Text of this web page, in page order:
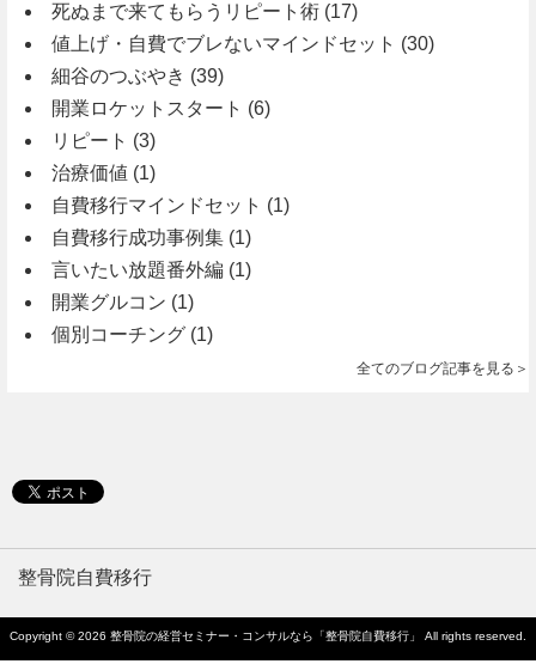
死ぬまで来てもらうリピート術 (17)
値上げ・自費でブレないマインドセット (30)
細谷のつぶやき (39)
開業ロケットスタート (6)
リピート (3)
治療価値 (1)
自費移行マインドセット (1)
自費移行成功事例集 (1)
言いたい放題番外編 (1)
開業グルコン (1)
個別コーチング (1)
全てのブログ記事を見る＞
整骨院自費移行
Copyright © 2026 整骨院の経営セミナー・コンサルなら「整骨院自費移行」 All rights reserved.